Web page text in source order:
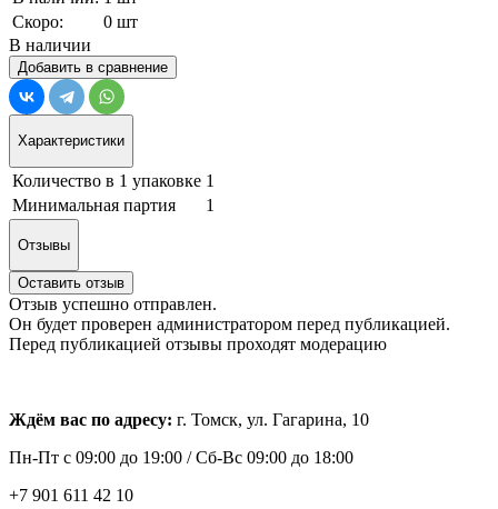
Скоро:
0 шт
В наличии
Добавить в сравнение
Характеристики
Количество в 1 упаковке 1
Минимальная партия
1
Отзывы
Оставить отзыв
Отзыв успешно отправлен.
Он будет проверен администратором перед публикацией.
Перед публикацией отзывы проходят модерацию
Ждём вас по адресу: г. Томск, ул. Гагарина, 10
Пн-Пт с 09:00 до 19:00 /Сб-Вс 09:00 до 18:00
+7 901 611 42 10